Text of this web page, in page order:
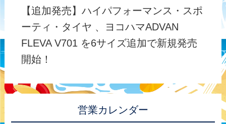
【追加発売】ハイパフォーマンス・スポ
ーティ・タイヤ 、ヨコハマADVAN
FLEVA V701 を6サイズ追加で新規発売
開始！
営業カレンダー